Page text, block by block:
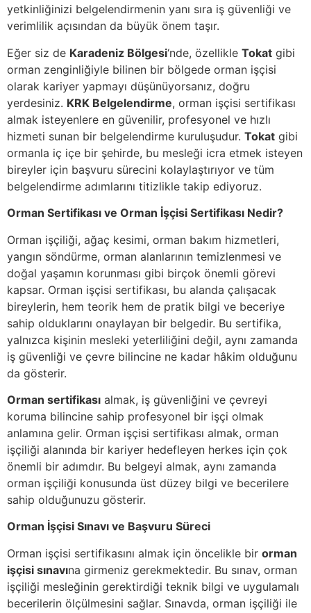
yetkinliğinizi belgelendirmenin yanı sıra iş güvenliği ve
verimlilik açısından da büyük önem taşır.
Eğer siz de Karadeniz Bölgesi‘nde, özellikle Tokat gibi
orman zenginliğiyle bilinen bir bölgede orman işçisi
olarak kariyer yapmayı düşünüyorsanız, doğru
yerdesiniz. KRK Belgelendirme, orman işçisi sertifikası
almak isteyenlere en güvenilir, profesyonel ve hızlı
hizmeti sunan bir belgelendirme kuruluşudur. Tokat gibi
ormanla iç içe bir şehirde, bu mesleği icra etmek isteyen
bireyler için başvuru sürecini kolaylaştırıyor ve tüm
belgelendirme adımlarını titizlikle takip ediyoruz.
Orman Sertifikası ve Orman İşçisi Sertifikası Nedir?
Orman işçiliği, ağaç kesimi, orman bakım hizmetleri,
yangın söndürme, orman alanlarının temizlenmesi ve
doğal yaşamın korunması gibi birçok önemli görevi
kapsar. Orman işçisi sertifikası, bu alanda çalışacak
bireylerin, hem teorik hem de pratik bilgi ve beceriye
sahip olduklarını onaylayan bir belgedir. Bu sertifika,
yalnızca kişinin mesleki yeterliliğini değil, aynı zamanda
iş güvenliği ve çevre bilincine ne kadar hâkim olduğunu
da gösterir.
Orman sertifikası almak, iş güvenliğini ve çevreyi
koruma bilincine sahip profesyonel bir işçi olmak
anlamına gelir. Orman işçisi sertifikası almak, orman
işçiliği alanında bir kariyer hedefleyen herkes için çok
önemli bir adımdır. Bu belgeyi almak, aynı zamanda
orman işçiliği konusunda üst düzey bilgi ve becerilere
sahip olduğunuzu gösterir.
Orman İşçisi Sınavı ve Başvuru Süreci
Orman işçisi sertifikasını almak için öncelikle bir orman
işçisi sınavına girmeniz gerekmektedir. Bu sınav, orman
işçiliği mesleğinin gerektirdiği teknik bilgi ve uygulamalı
becerilerin ölçülmesini sağlar. Sınavda, orman işçiliği ile